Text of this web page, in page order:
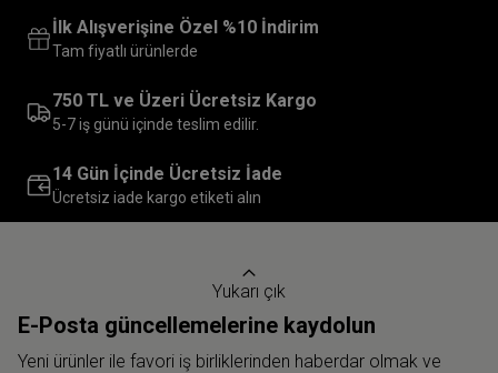
İlk Alışverişine Özel %10 İndirim
Tam fiyatlı ürünlerde
750 TL ve Üzeri Ücretsiz Kargo
5-7 iş günü içinde teslim edilir.
14 Gün İçinde Ücretsiz İade
Ücretsiz iade kargo etiketi alın
Yukarı çık
E-Posta güncellemelerine kaydolun
Yeni ürünler ile favori iş birliklerinden haberdar olmak ve